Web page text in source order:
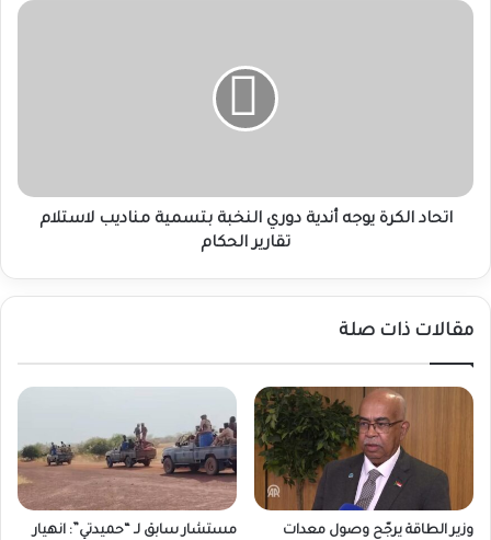
اتحاد
لاستلام
تقاريراتحاد الكرة يوجه أندية دوري النخبة بتسمية مناديب لاستلام
تقارير الحكام
مقالات ذات صلة
وزير الطاقة يرجّح وصول معدات
مستشار سابق لـ “حميدتي”: انهيار